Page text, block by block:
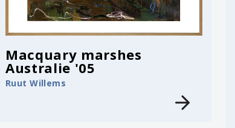
Macquary marshes
Australie '05
Ruut Willems